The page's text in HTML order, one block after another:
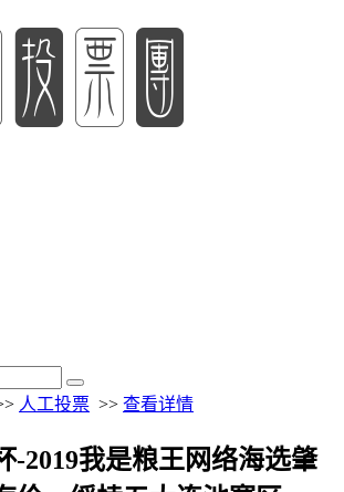
人工投票 >> 查看详情
-2019我是粮王网络海选肇